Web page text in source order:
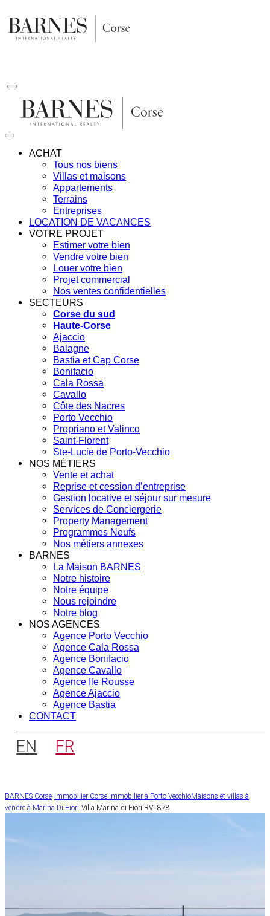
au
contenu
ACHAT
Tous nos biens
Villas et maisons
Appartements
Terrains
Entreprises
LOCATION DE VACANCES
VOTRE PROJET
Estimer votre bien
Vendre votre bien
Louer votre bien
Projet commercial
Nos ventes confidentielles
SECTEURS
Corse du sud
Haute-Corse
Ajaccio
Balagne
Bastia et Cap Corse
Bonifacio
Cala Rossa
Cavallo
Côte des Nacres
Porto Vecchio
Propriano et Valinco
Saint-Florent
Ste-Lucie de Porto-Vecchio
NOS MÉTIERS
Vente et achat
Reprise et cession d’entreprise
Gestion locative et séjour sur mesure
Services de Conciergerie
Property Management
Programmes Neufs
Nos métiers annexes
BARNES
La Maison BARNES
Notre histoire
Notre équipe
Nous rejoindre
Notre blog
NOS AGENCES
Agence Porto Vecchio
Agence Cala Rossa
Agence Bonifacio
Agence Cavallo
Agence Ile Rousse
Agence Ajaccio
Agence Bastia
CONTACT
EN FR
BARNES Corse Immobilier Corse Immobilier à Porto VecchioMaisons et villas à
vendre à Marina Di Fiori Villa Marina di Fiori RV1878